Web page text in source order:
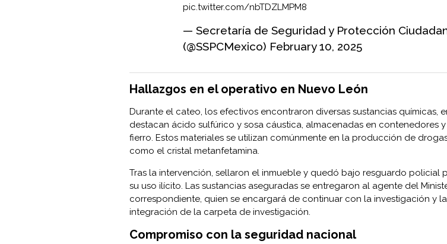
pic.twitter.com/nbTDZLMPM8
— Secretaría de Seguridad y Protección
(@SSPCMexico) February 10, 2025
Hallazgos en el operativo en Nuevo León
Durante el cateo, los efectivos encontraron diversas sustancias químicas,
destacan ácido sulfúrico y sosa cáustica, almacenadas en contenedores
fierro. Estos materiales se utilizan comúnmente en la producción de
como el cristal metanfetamina.
Tras la intervención, sellaron el inmueble y quedó bajo resguardo policial
su uso ilícito. Las sustancias aseguradas se entregaron al agente del
correspondiente, quien se encargará de continuar con la investigación y la
integración de la carpeta de investigación.
Compromiso con la seguridad nacional